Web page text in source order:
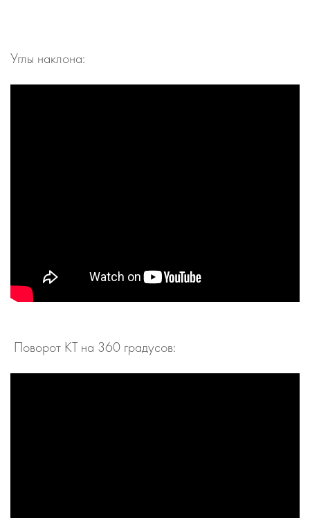
Углы наклона:
Поворот КТ на 360 градусов: